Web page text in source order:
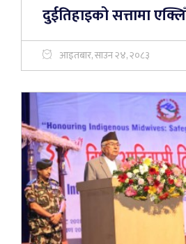
दुईतिहाइको सत्तामा
आइतबार, साउन २४, २०८३